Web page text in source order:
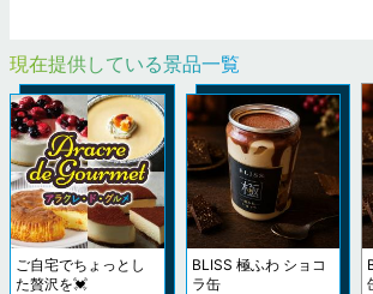
現在提供している景品一覧
ご自宅でちょっとし
た贅沢を💓
BLISS 極ふわ ショコ
ラ缶